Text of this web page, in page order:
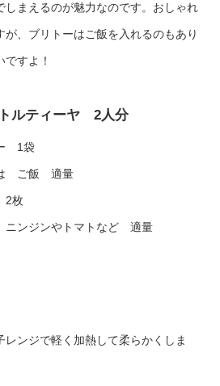
しまえるのが魅力なのです。おしゃれ
、ブリトーはご飯を入れるのもあり
すよ！
ルティーヤ 2人分
1袋
ご飯 適量
2枚
ニンジンやトマトなど 適量
レンジで軽く加熱して柔らかくしま